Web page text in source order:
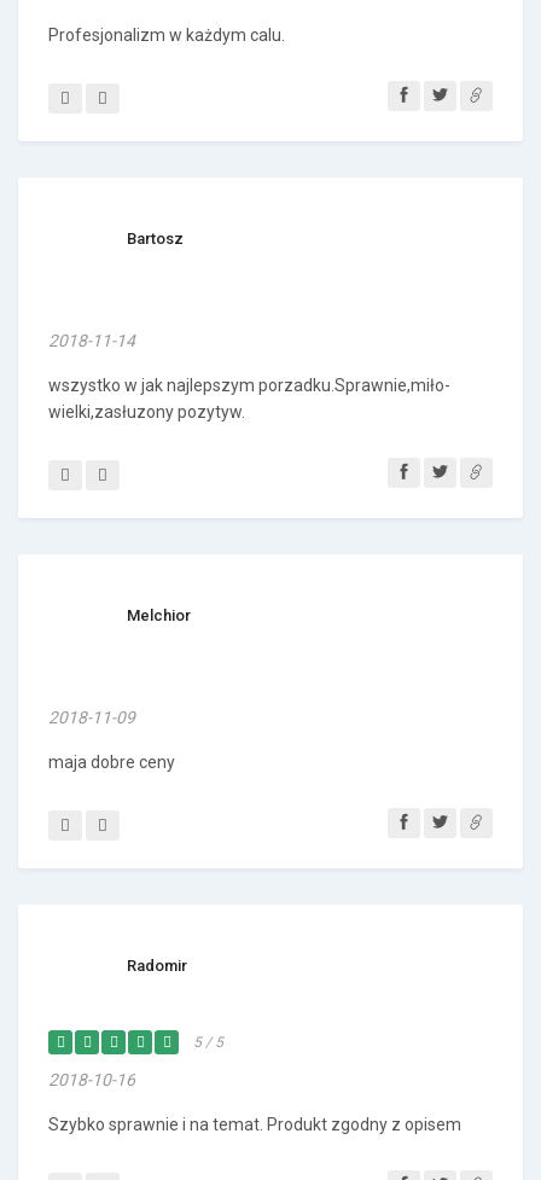
Profesjonalizm w każdym calu.
Bartosz
2018-11-14
wszystko w jak najlepszym porzadku.Sprawnie,miło-
wielki,zasłuzony pozytyw.
Melchior
2018-11-09
maja dobre ceny
Radomir
5 / 5
2018-10-16
Szybko sprawnie i na temat. Produkt zgodny z opisem